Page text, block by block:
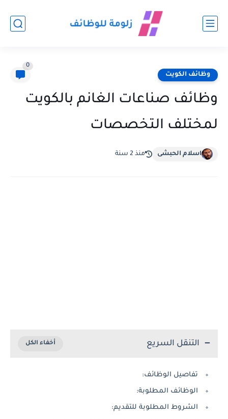
وظائف الكويت
0
وظائف صناعات الغانم بالكويت
لمختلف التخصصات
اسلام الحبشى منذ 2 سنة
التنقل السريع
تفاصيل الوظائف:
الوظائف المطلوبة:
الشروط المطلوبة للتقديم: